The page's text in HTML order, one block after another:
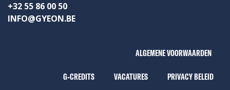
+32 55 86 00 50
INFO@GYEON.BE
ALGEMENE VOORWAARDEN
G-CREDITS VACATURES PRIVACY BELEID